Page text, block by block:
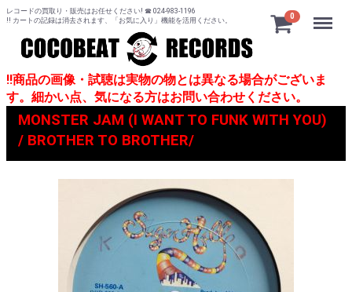
レコードの買取り・販売はお任せください! ☎ 024-983-1196
!! カートの記録は消去されます、「お気に入り」機能を活用ください。
0 Menu
!!商品の画像・試聴は実物の物とは異なる場合がございま
す。細かい点、気になる方はお問い合わせください。
MONSTER JAM (I WANT TO FUNK WITH YOU)
/ BROTHER TO BROTHER/